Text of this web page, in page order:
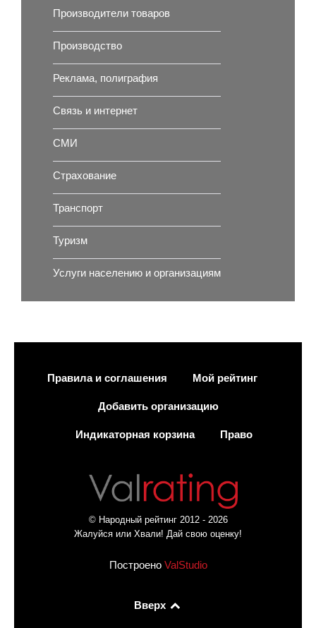
Производители товаров
Производство
Реклама, полиграфия
Связь и интернет
СМИ
Страхование
Транспорт
Туризм
Услуги населению и организациям
Правила и соглашения Мой рейтинг
Добавить организацию
Индикаторная корзина Право
© Народный рейтинг 2012 - 2026
Жалуйся или Хвали! Дай свою оценку!
Построено ValStudio
Вверх